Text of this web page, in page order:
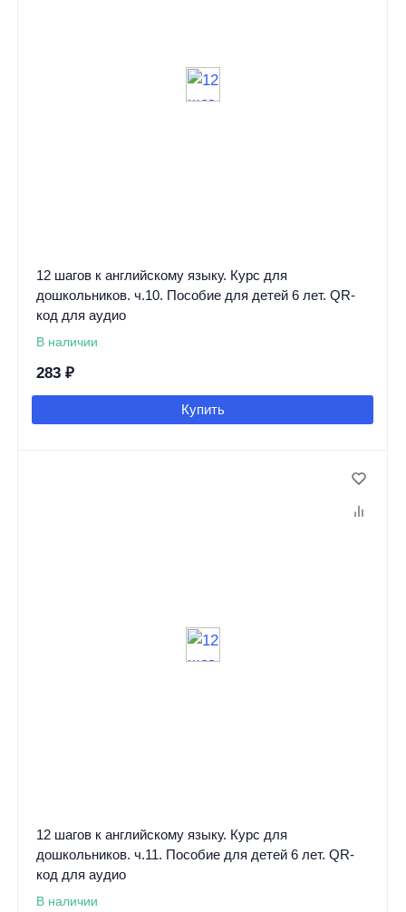
12 шагов к английскому языку. Курс для
дошкольников. ч.10. Пособие для детей 6 лет. QR-
код для аудио
В наличии
283 ₽
Купить
12 шагов к английскому языку. Курс для
дошкольников. ч.11. Пособие для детей 6 лет. QR-
код для аудио
В наличии